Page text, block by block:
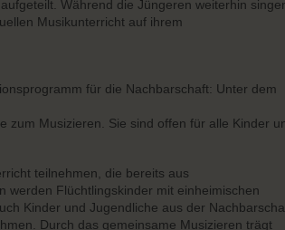
Während die Jüngeren weiterhin
Musikunterricht auf ihrem
für die Nachbarschaft: Unter dem
zum Musizieren. Sie sind offen für alle Kinder
teilnehmen, die bereits aus
werden Flüchtlingskinder mit einheimischen
Kinder und Jugendliche aus der
Durch das gemeinsame Musizieren trägt